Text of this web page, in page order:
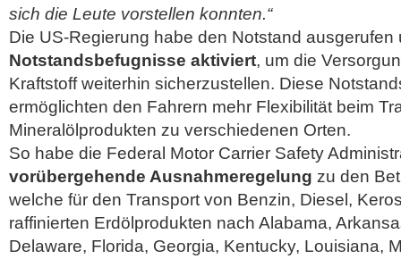
sich die Leute vorstellen konnten.“
Die US-Regierung habe den Notstand ausgerufen
Notstandsbefugnisse aktiviert, um die
Kraftstoff weiterhin sicherzustellen. Diese
ermöglichten den Fahrern mehr Flexibilität beim
Mineralölprodukten zu verschiedenen Orten.
So habe die Federal Motor Carrier Safety
vorübergehende Ausnahmeregelung zu den
welche für den Transport von Benzin, Diesel,
raffinierten Erdölprodukten nach Alabama,
Delaware, Florida, Georgia, Kentucky, Louisiana,